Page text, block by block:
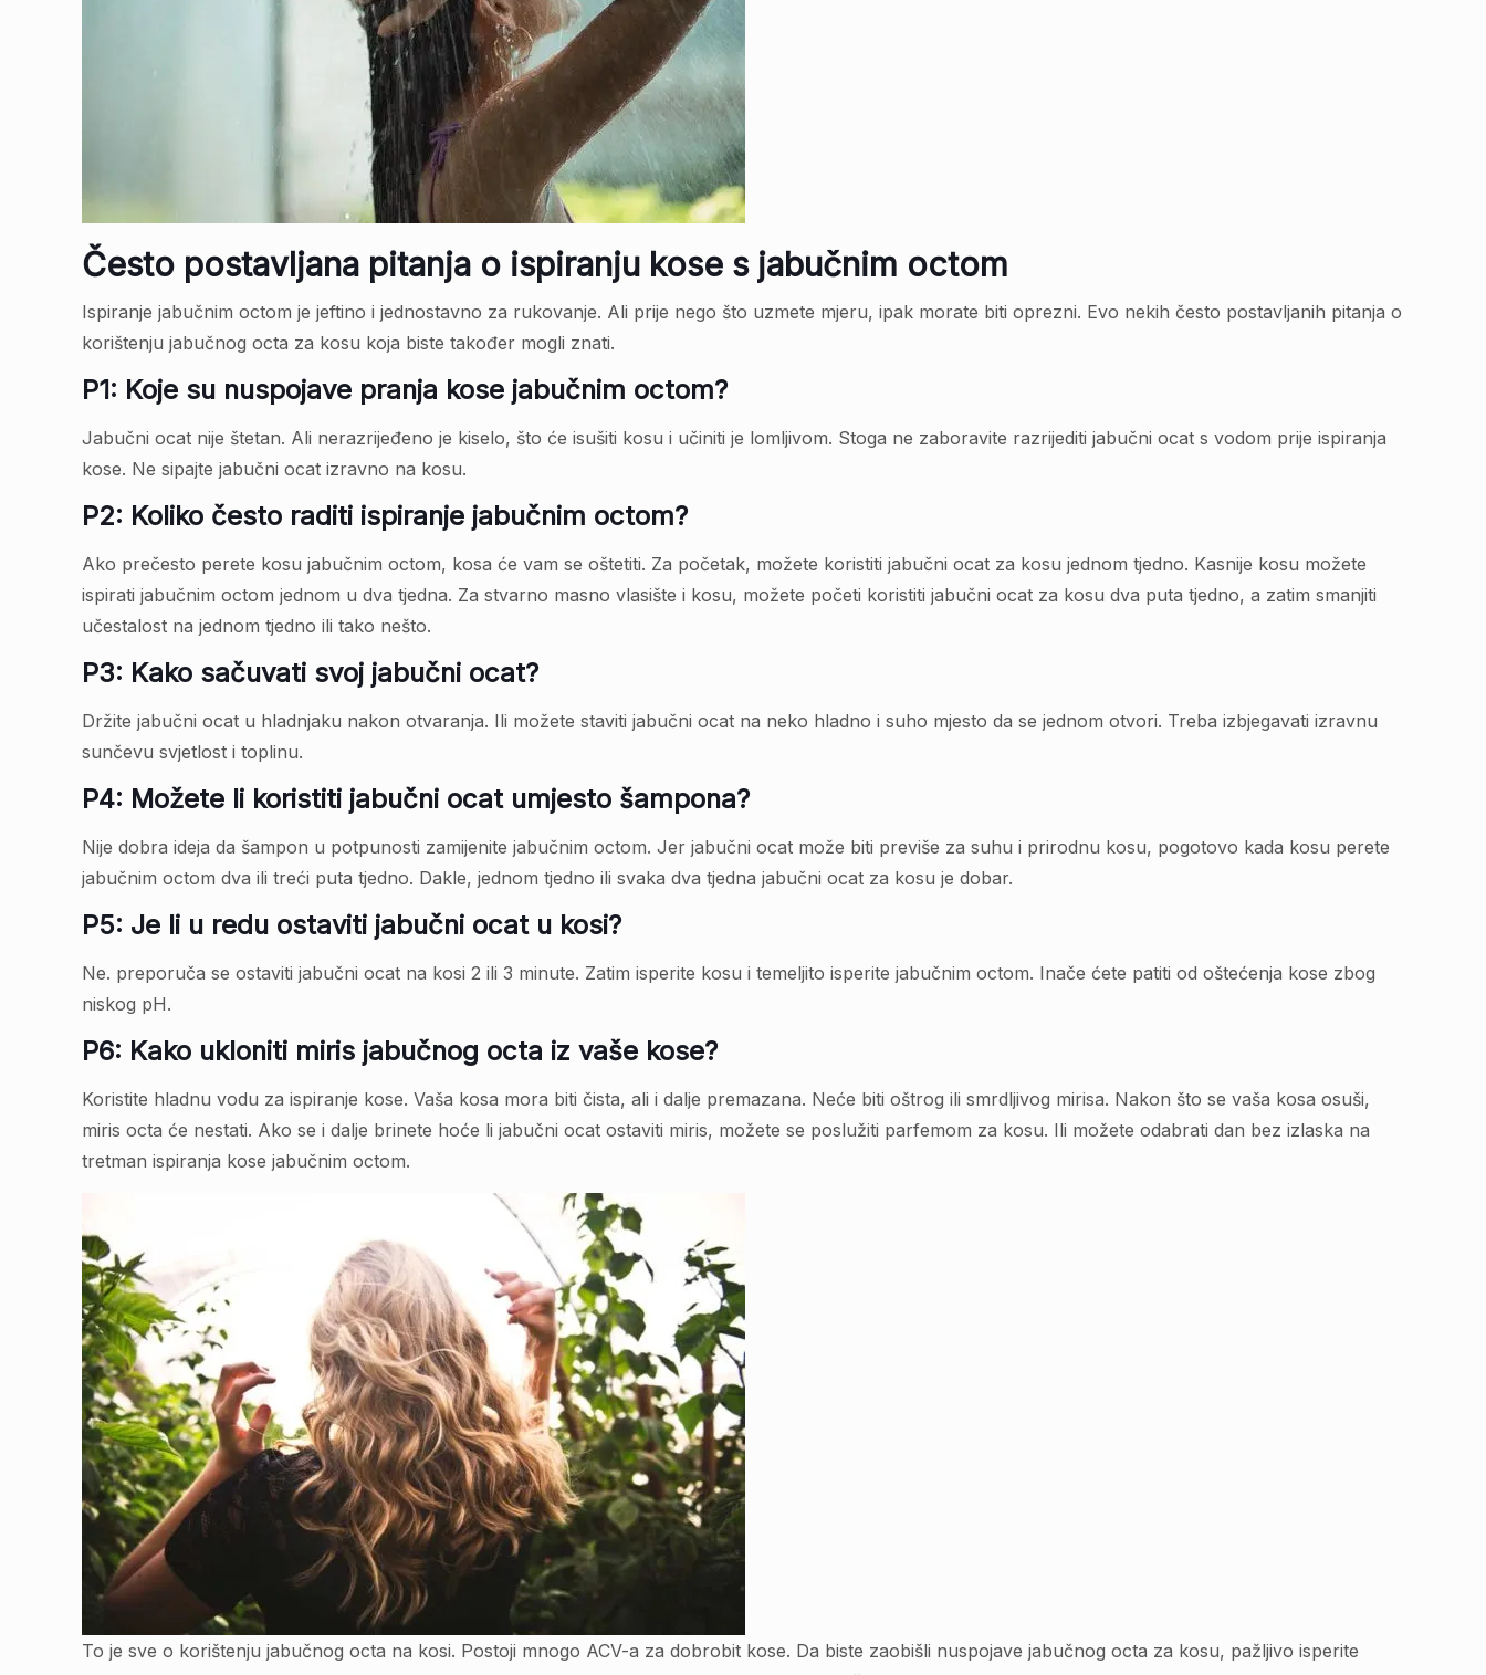
Često postavljana pitanja o ispiranju kose s jabučnim octom
Ispiranje jabučnim octom je jeftino i jednostavno za rukovanje. Ali prije nego što uzmete mjeru, ipak morate biti oprezni. Evo nekih često postavljanih pitanja o
korištenju jabučnog octa za kosu koja biste također mogli znati.
P1: Koje su nuspojave pranja kose jabučnim octom?
Jabučni ocat nije štetan. Ali nerazrijeđeno je kiselo, što će isušiti kosu i učiniti je lomljivom. Stoga ne zaboravite razrijediti jabučni ocat s vodom prije ispiranja
kose. Ne sipajte jabučni ocat izravno na kosu.
P2: Koliko često raditi ispiranje jabučnim octom?
Ako prečesto perete kosu jabučnim octom, kosa će vam se oštetiti. Za početak, možete koristiti jabučni ocat za kosu jednom tjedno. Kasnije kosu možete
ispirati jabučnim octom jednom u dva tjedna. Za stvarno masno vlasište i kosu, možete početi koristiti jabučni ocat za kosu dva puta tjedno, a zatim smanjiti
učestalost na jednom tjedno ili tako nešto.
P3: Kako sačuvati svoj jabučni ocat?
Držite jabučni ocat u hladnjaku nakon otvaranja. Ili možete staviti jabučni ocat na neko hladno i suho mjesto da se jednom otvori. Treba izbjegavati izravnu
sunčevu svjetlost i toplinu.
P4: Možete li koristiti jabučni ocat umjesto šampona?
Nije dobra ideja da šampon u potpunosti zamijenite jabučnim octom. Jer jabučni ocat može biti previše za suhu i prirodnu kosu, pogotovo kada kosu perete
jabučnim octom dva ili treći puta tjedno. Dakle, jednom tjedno ili svaka dva tjedna jabučni ocat za kosu je dobar.
P5: Je li u redu ostaviti jabučni ocat u kosi?
Ne. preporuča se ostaviti jabučni ocat na kosi 2 ili 3 minute. Zatim isperite kosu i temeljito isperite jabučnim octom. Inače ćete patiti od oštećenja kose zbog
niskog pH.
P6: Kako ukloniti miris jabučnog octa iz vaše kose?
Koristite hladnu vodu za ispiranje kose. Vaša kosa mora biti čista, ali i dalje premazana. Neće biti oštrog ili smrdljivog mirisa. Nakon što se vaša kosa osuši,
miris octa će nestati. Ako se i dalje brinete hoće li jabučni ocat ostaviti miris, možete se poslužiti parfemom za kosu. Ili možete odabrati dan bez izlaska na
tretman ispiranja kose jabučnim octom.
To je sve o korištenju jabučnog octa na kosi. Postoji mnogo ACV-a za dobrobit kose. Da biste zaobišli nuspojave jabučnog octa za kosu, pažljivo isperite